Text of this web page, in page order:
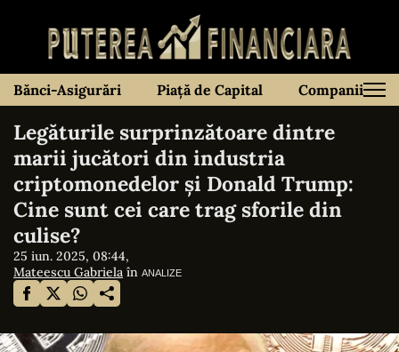
Bănci-Asigurări Piață de Capital Companii
Legăturile surprinzătoare dintre
marii jucători din industria
criptomonedelor și Donald Trump:
Cine sunt cei care trag sforile din
culise?
25 iun. 2025, 08:44,
Mateescu Gabriela în ANALIZE